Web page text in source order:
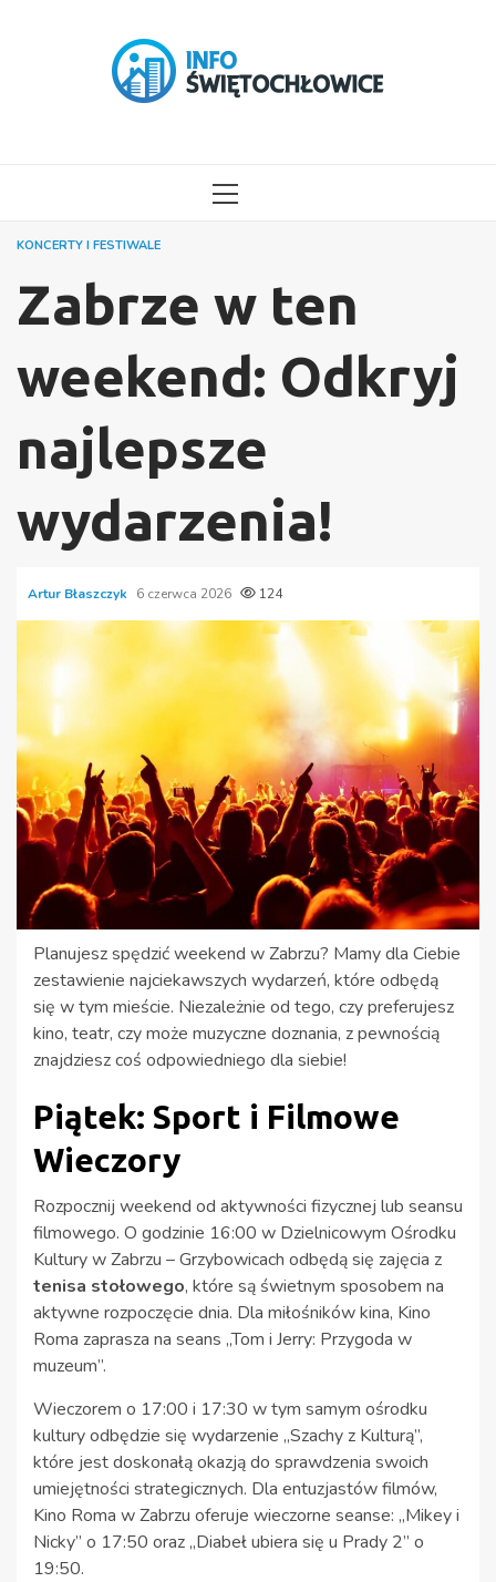
MENU
KONCERTY I FESTIWALE
Zabrze w ten
weekend: Odkryj
najlepsze
wydarzenia!
Artur Błaszczyk 6 czerwca 2026 124
Planujesz spędzić weekend w Zabrzu? Mamy dla Ciebie
zestawienie najciekawszych wydarzeń, które odbędą
się w tym mieście. Niezależnie od tego, czy preferujesz
kino, teatr, czy może muzyczne doznania, z pewnością
znajdziesz coś odpowiedniego dla siebie!
Piątek: Sport i Filmowe
Wieczory
Rozpocznij weekend od aktywności fizycznej lub seansu
filmowego. O godzinie 16:00 w Dzielnicowym Ośrodku
Kultury w Zabrzu – Grzybowicach odbędą się zajęcia z
tenisa stołowego, które są świetnym sposobem na
aktywne rozpoczęcie dnia. Dla miłośników kina, Kino
Roma zaprasza na seans „Tom i Jerry: Przygoda w
muzeum”.
Wieczorem o 17:00 i 17:30 w tym samym ośrodku
kultury odbędzie się wydarzenie „Szachy z Kulturą”,
które jest doskonałą okazją do sprawdzenia swoich
umiejętności strategicznych. Dla entuzjastów filmów,
Kino Roma w Zabrzu oferuje wieczorne seanse: „Mikey i
Nicky” o 17:50 oraz „Diabeł ubiera się u Prady 2” o
19:50.